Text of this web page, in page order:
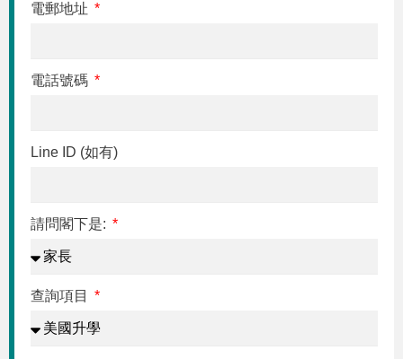
電郵地址
電話號碼
Line ID (如有)
請問閣下是:
查詢項目